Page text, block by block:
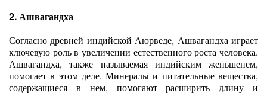
2. Ашвагандха
Согласно древней индийской Аюрведе, Ашвагандха играет
ключевую роль в увеличении естественного роста человека.
Ашвагандха, также называемая индийским женьшенем,
помогает в этом деле. Минералы и питательные вещества,
содержащиеся в нем, помогают расширить длину и